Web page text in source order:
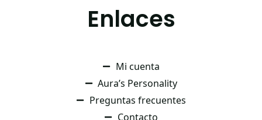
Enlaces
Mi cuenta
Aura’s Personality
Preguntas frecuentes
Contacto